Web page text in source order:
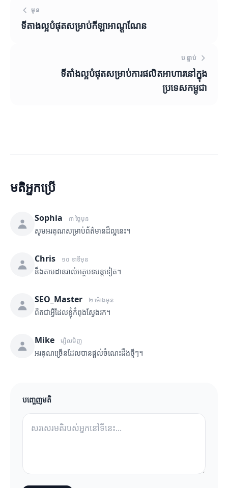
មុន
ទីតាងល្អបំផុតសម្រាប់កីឡាអាណ្តូណែន
បន្ទាប់
ទីតាំងល្អបំផុតសម្រាប់ការផលិតអាហារនៅក្នុង
ប្រទេសកម្ពុជា
មតិអ្នកប្រើ
Sophia ៣ ថ្ងៃមុន
សូមអរគុណសម្រាប់ព័ត៌មានដ៏ល្អនេះ។
Chris ១០ នាទីមុន
នឹងតាមដានរាល់អត្ថបទបន្តទៀត។
SEO_Master ២ ម៉ោងមុន
ពិតជាអ្វីដែលខ្ញុំកំពុងស្វែងរក។
Mike ម្សិលមិញ
អរគុណច្រើនដែលបានផ្តល់ចំណេះដឹងថ្មីៗ។
បញ្ចេញមតិ